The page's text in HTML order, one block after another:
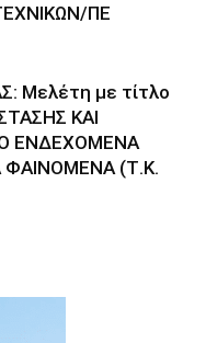
ΠΕ
Μελέτη με τίτλο
ΚΑΙ
ΕΝΔΕΧΟΜΕΝΑ
ΦΑΙΝΟΜΕΝΑ (Τ.Κ.